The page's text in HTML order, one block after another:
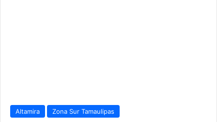
Altamira Zona Sur Tamaulipas